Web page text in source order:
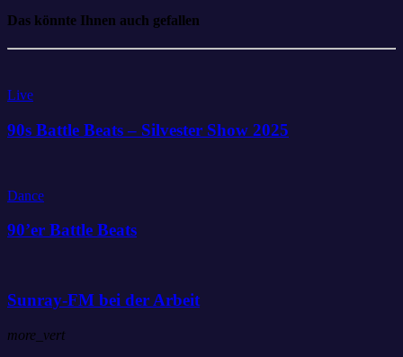
Das könnte Ihnen auch gefallen
Live
90s Battle Beats – Silvester Show 2025
Dance
90’er Battle Beats
Sunray-FM bei der Arbeit
more_vert